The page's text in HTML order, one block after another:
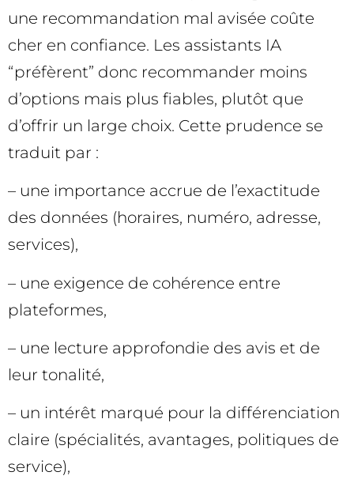
une recommandation mal avisée coûte
cher en confiance. Les assistants IA
“préfèrent” donc recommander moins
d’options mais plus fiables, plutôt que
d’offrir un large choix. Cette prudence se
traduit par :
– une importance accrue de l’exactitude
des données (horaires, numéro, adresse,
services),
– une exigence de cohérence entre
plateformes,
– une lecture approfondie des avis et de
leur tonalité,
– un intérêt marqué pour la différenciation
claire (spécialités, avantages, politiques de
service),